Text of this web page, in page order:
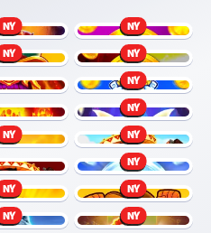
NY
NY
NY
NY
NY
NY
NY
NY
NY
NY
NY
NY
NY